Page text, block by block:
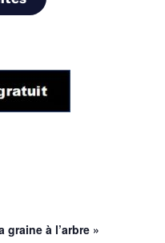
graine à l’arbre »